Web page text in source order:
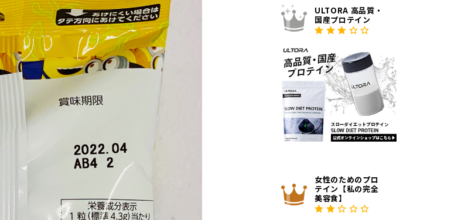
ULTORA 高品質・
国産プロテイン
女性のためのプロ
テイン【私の完全
美容食】